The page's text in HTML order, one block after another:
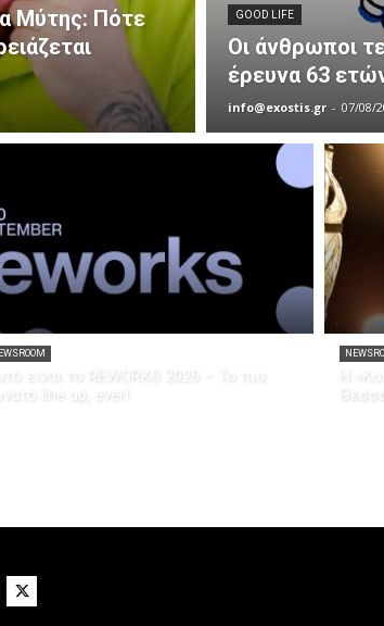
Μύτης: Πότε
GOOD LIFE
Οι άνθρωποι
έρευνα 63
info@exostis.gr - 07/08/
είναι το REWORKS 2026 – Το πιο
line up, ever!
Η